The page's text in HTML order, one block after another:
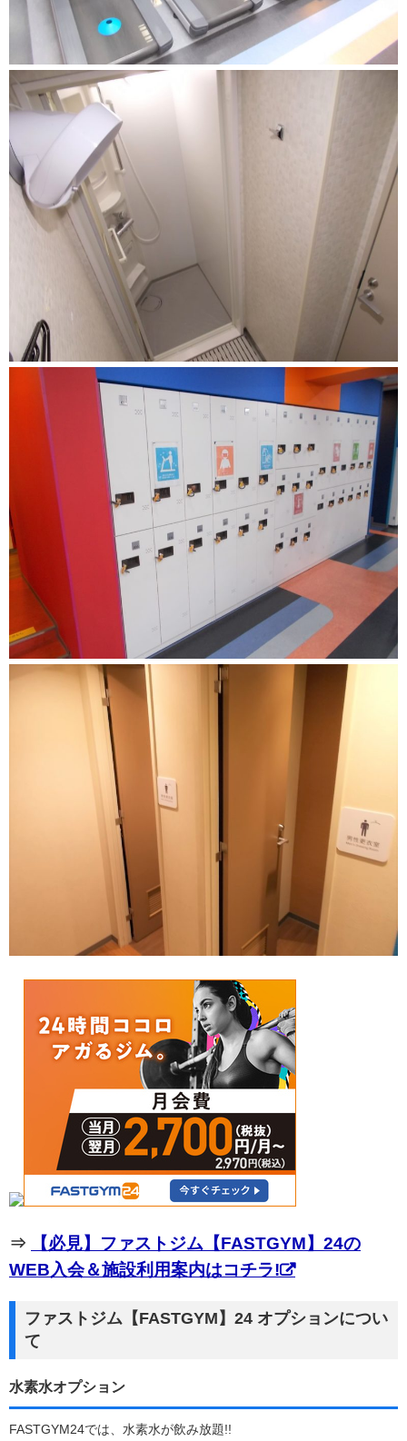
⇒
【必見】ファストジム【FASTGYM】24の
WEB入会＆施設利用案内はコチラ!
ファストジム【FASTGYM】24 オプションについ
て
水素水オプション
FASTGYM24では、水素水が飲み放題!!